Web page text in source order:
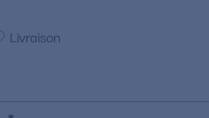
Livraison